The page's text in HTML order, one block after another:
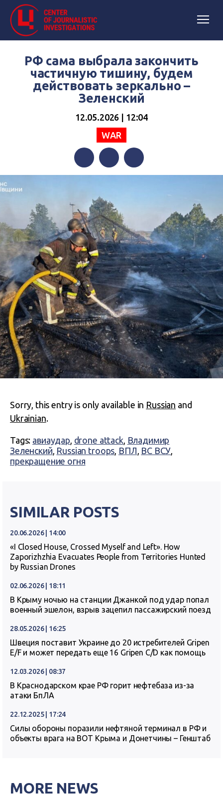
РФ сама выбрала закончить
частичную тишину, будем
действовать зеркально –
Зеленский
12.05.2026 | 12:04
WAR
FacebookTwitterTelegram
Sorry, this entry is only available in Russian and
Ukrainian.
Tags: авиаудар, drone attack, Владимир
Зеленский, Russian troops, ВПЛ, ВС ВСУ,
прекращение огня
SIMILAR POSTS
20.06.2026 | 14:00
«I Closed House, Crossed Myself and Left». How
Zaporizhzhia Evacuates People from Territories Hunted
by Russian Drones
02.06.2026 | 18:11
В Крыму ночью на станции Джанкой под удар попал
военный эшелон, взрыв зацепил пассажирский поезд
28.05.2026 | 16:25
Швеция поставит Украине до 20 истребителей Gripen
E/F и может передать еще 16 Gripen C/D как помощь
12.03.2026 | 08:37
В Краснодарском крае РФ горит нефтебаза из-за
атаки БпЛА
22.12.2025 | 17:24
Силы обороны поразили нефтяной терминал в РФ и
объекты врага на ВОТ Крыма и Донетчины – Генштаб
MORE NEWS